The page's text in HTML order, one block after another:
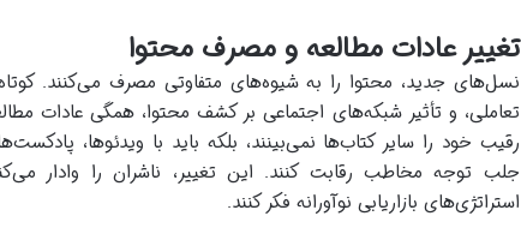
تغییر عادات مطالعه و مصرف محتوا
نسل‌های جدید، محتوا را به شیوه‌های متفاوتی مصرف می‌کنند.
تعاملی، و تأثیر شبکه‌های اجتماعی بر کشف محتوا، همگی عادات
رقیب خود را سایر کتاب‌ها نمی‌بینند، بلکه باید با ویدئوها،
جلب توجه مخاطب رقابت کنند. این تغییر، ناشران را وادار
استراتژی‌های بازاریابی نوآورانه فکر کنند.